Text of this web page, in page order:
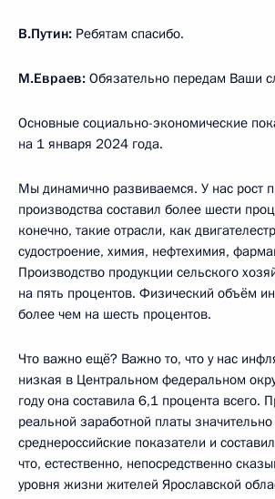
В.Путин: Ребятам спасибо.
М.Евраев: Обязательно передам Ваши
Основные социально-экономические
на 1 января 2024 года.
Мы динамично развиваемся. У нас рост
производства составил более шести
конечно, такие отрасли, как
судостроение, химия, нефтехимия,
Производство продукции сельского
на пять процентов. Физический объём
более чем на шесть процентов.
Что важно ещё? Важно то, что у нас
низкая в Центральном федеральном
году она составила 6,1 процента всего.
реальной заработной платы
среднероссийские показатели и
что, естественно, непосредственно
уровня жизни жителей Ярославской